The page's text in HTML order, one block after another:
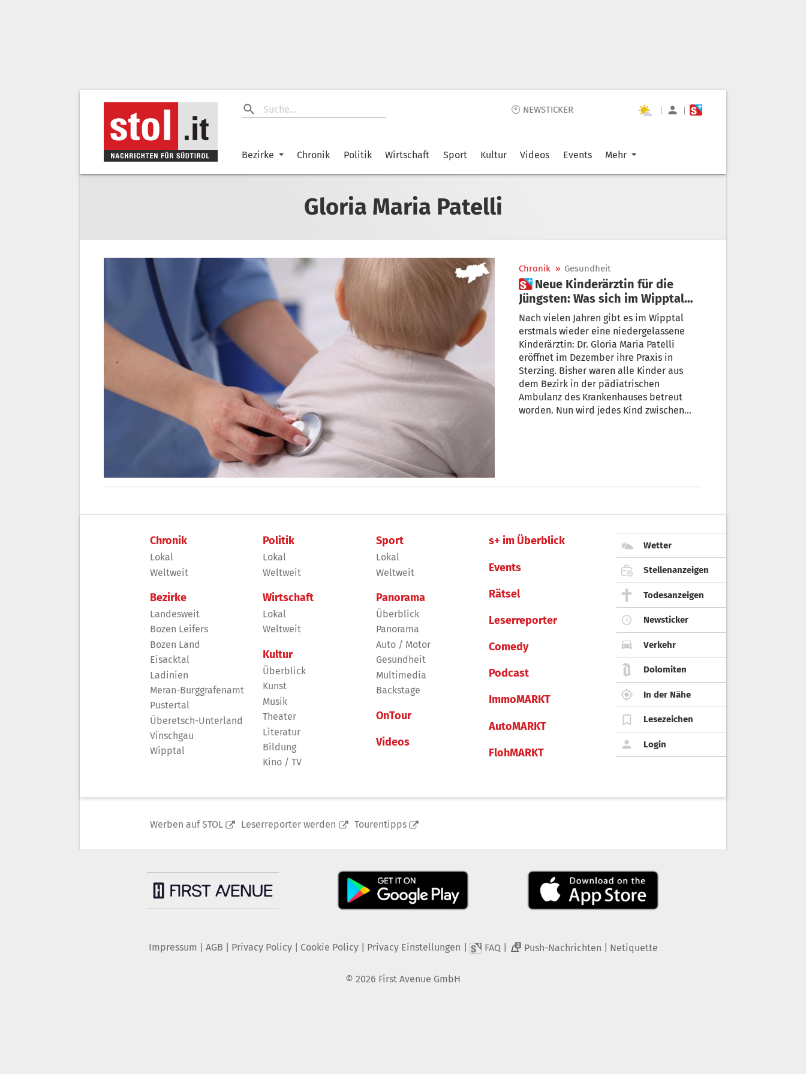
🕙 NEWSTICKER | |
Bezirke Chronik Politik Wirtschaft Sport Kultur Videos Events Mehr
Gloria Maria Patelli
Chronik » Gesundheit
 Neue Kinderärztin für die
Jüngsten: Was sich im Wipptal
ändert
Nach vielen Jahren gibt es im Wipptal
erstmals wieder eine niedergelassene
Kinderärztin: Dr. Gloria Maria Patelli
eröffnet im Dezember ihre Praxis in
Sterzing. Bisher waren alle Kinder aus
dem Bezirk in der pädiatrischen
Ambulanz des Krankenhauses betreut
worden. Nun wird jedes Kind zwischen
Chronik
Lokal
Weltweit
Bezirke
Landesweit
Bozen Leifers
Bozen Land
Eisacktal
Ladinien
Meran-Burggrafenamt
Pustertal
Überetsch-Unterland
Vinschgau
Wipptal
Politik
Lokal
Weltweit
Wirtschaft
Lokal
Weltweit
Kultur
Überblick
Kunst
Musik
Theater
Literatur
Bildung
Kino / TV
Sport
Lokal
Weltweit
Panorama
Überblick
Panorama
Auto / Motor
Gesundheit
Multimedia
Backstage
OnTour
Videos
s+ im Überblick
Events
Rätsel
Leserreporter
Comedy
Podcast
ImmoMARKT
AutoMARKT
FlohMARKT
Wetter
Stellenanzeigen
Todesanzeigen
Newsticker
Verkehr
Dolomiten
In der Nähe
Lesezeichen
Login
Werben auf STOL Leserreporter werden Tourentipps
Impressum AGB Privacy Policy| Cookie Policy| Privacy Einstellungen FAQ 2 Push-Nachrichten Netiquette
© 2026 First Avenue GmbH